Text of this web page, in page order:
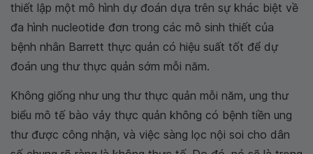
thiết lập một mô hình dự đoán dựa trên sự khác biệt về
đa hình nucleotide đơn trong các mô sinh thiết của
bệnh nhân Barrett thực quản có hiệu suất tốt để dự
đoán ung thư thực quản sớm mỗi năm.
Không giống như ung thư thực quản mỗi năm, ung thư
biểu mô tế bào vảy thực quản không có bệnh tiền ung
thư được công nhận, và việc sàng lọc nội soi cho dân